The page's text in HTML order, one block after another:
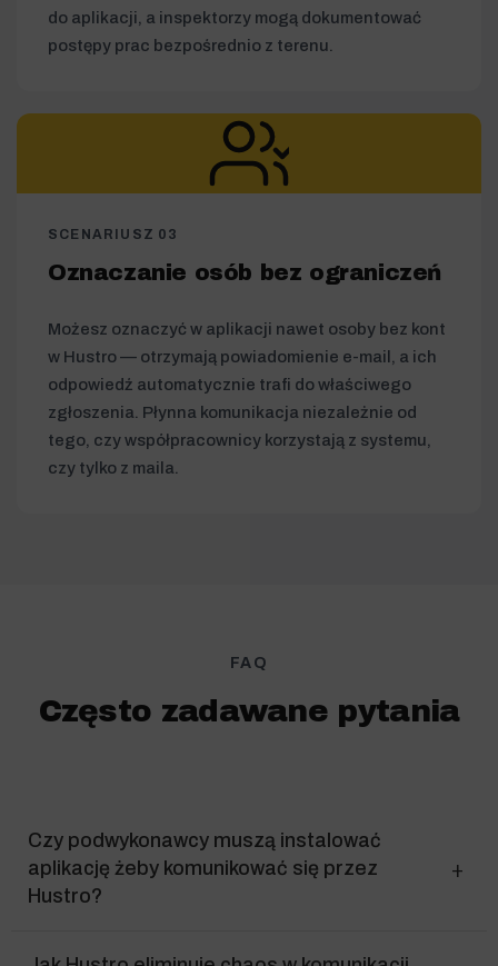
do aplikacji, a inspektorzy mogą dokumentować
postępy prac bezpośrednio z terenu.
SCENARIUSZ 03
Oznaczanie osób bez ograniczeń
Możesz oznaczyć w aplikacji nawet osoby bez kont
w Hustro — otrzymają powiadomienie e-mail, a ich
odpowiedź automatycznie trafi do właściwego
zgłoszenia. Płynna komunikacja niezależnie od
tego, czy współpracownicy korzystają z systemu,
czy tylko z maila.
FAQ
Często zadawane pytania
Czy podwykonawcy muszą instalować
aplikację żeby komunikować się przez
Hustro?